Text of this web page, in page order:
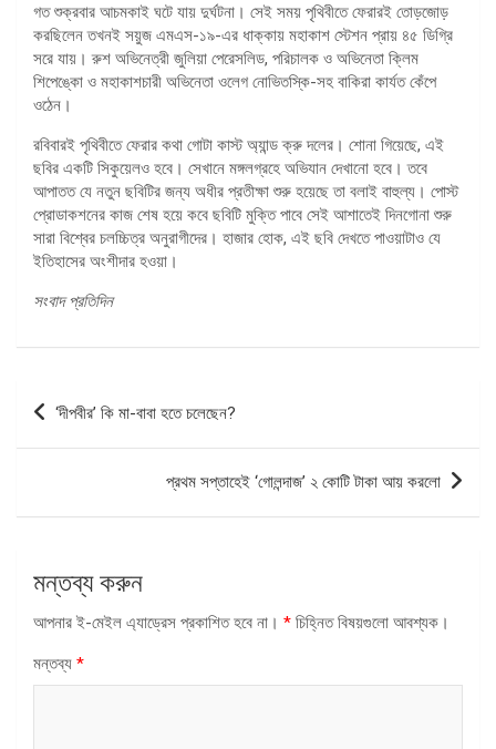
গত শুক্রবার আচমকাই ঘটে যায় দুর্ঘটনা। সেই সময় পৃথিবীতে ফেরারই তোড়জোড়
করছিলেন তখনই সয়ুজ এমএস-১৯-এর ধাক্কায় মহাকাশ স্টেশন প্রায় ৪৫ ডিগ্রি
সরে যায়। রুশ অভিনেত্রী জুলিয়া পেরেসলিড, পরিচালক ও অভিনেতা ক্লিম
শিপেঙ্কো ও মহাকাশচারী অভিনেতা ওলেগ নোভিতস্কি-সহ বাকিরা কার্যত কেঁপে
ওঠেন।
রবিবারই পৃথিবীতে ফেরার কথা গোটা কাস্ট অ্যান্ড ক্রু দলের। শোনা গিয়েছে, এই
ছবির একটি সিকুয়েলও হবে। সেখানে মঙ্গলগ্রহে অভিযান দেখানো হবে। তবে
আপাতত যে নতুন ছবিটির জন্য অধীর প্রতীক্ষা শুরু হয়েছে তা বলাই বাহুল্য। পোস্ট
প্রোডাকশনের কাজ শেষ হয়ে কবে ছবিটি মুক্তি পাবে সেই আশাতেই দিনগোনা শুরু
সারা বিশ্বের চলচ্চিত্র অনুরাগীদের। হাজার হোক, এই ছবি দেখতে পাওয়াটাও যে
ইতিহাসের অংশীদার হওয়া।
সংবাদ প্রতিদিন
পোস্ট
‘দীপবীর’ কি মা-বাবা হতে চলেছেন?
প্রথম সপ্তাহেই ‘গোলন্দাজ’ ২ কোটি টাকা আয় করলো
মন্তব্য করুন
আপনার ই-মেইল এ্যাড্রেস প্রকাশিত হবে না। * চিহ্নিত বিষয়গুলো আবশ্যক।
মন্তব্য *